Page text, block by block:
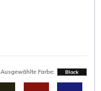
Ausgewählte Farbe: Black